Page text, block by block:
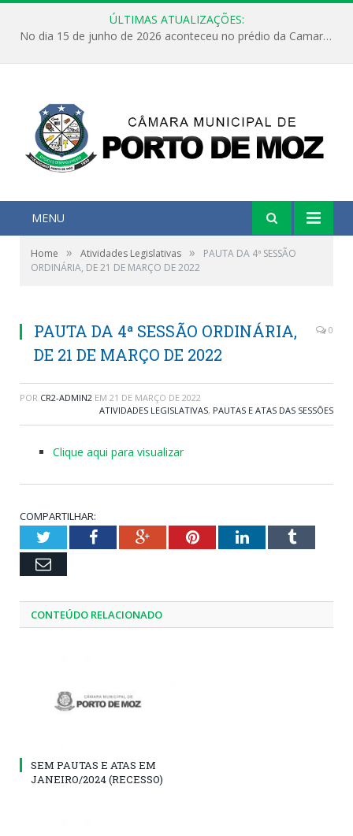
ÚLTIMAS ATUALIZAÇÕES:
No dia 15 de junho de 2026 aconteceu no prédio da Camara Municipal de Porto de Moz /Pará a Sessão Ordinária
MENU
Home » Atividades Legislativas »
PAUTA DA 4ª SESSÃO
ORDINÁRIA, DE 21 DE MARÇO DE 2022
PAUTA DA 4ª SESSÃO ORDINÁRIA,
DE 21 DE MARÇO DE 2022
0
POR CR2-ADMIN2 EM 21 DE MARÇO DE 2022
ATIVIDADES LEGISLATIVAS, PAUTAS E ATAS DAS SESSÕES
Clique aqui para visualizar
COMPARTILHAR:
TwitterFacebookGoogle+PinterestLinkedInTumblr
Email
CONTEÚDO RELACIONADO
SEM PAUTAS E ATAS EM
JANEIRO/2024 (RECESSO)